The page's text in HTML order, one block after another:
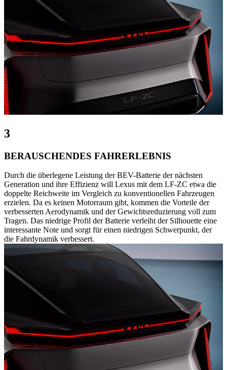
3
BERAUSCHENDES FAHRERLEBNIS
Durch die überlegene Leistung der BEV-Batterie der nächsten
Generation und ihre Effizienz will Lexus mit dem LF-ZC etwa die
doppelte Reichweite im Vergleich zu konventionellen Fahrzeugen
erzielen. Da es keinen Motorraum gibt, kommen die Vorteile der
verbesserten Aerodynamik und der Gewichtsreduzierung voll zum
Tragen. Das niedrige Profil der Batterie verleiht der Silhouette eine
interessante Note und sorgt für einen niedrigen Schwerpunkt, der
die Fahrdynamik verbessert.